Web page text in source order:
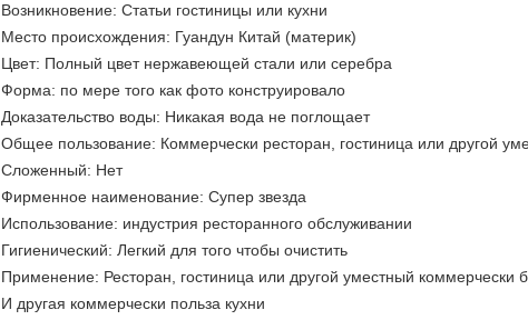
Возникновение: Статьи гостиницы или кухни
Место происхождения: Гуандун Китай (материк)
Цвет: Полный цвет нержавеющей стали или серебра
Форма: по мере того как фото конструировало
Доказательство воды: Никакая вода не поглощает
Общее пользование: Коммерчески ресторан, гостиница или другой
Сложенный: Нет
Фирменное наименование: Супер звезда
Использование: индустрия ресторанного обслуживании
Гигиенический: Легкий для того чтобы очистить
Применение: Ресторан, гостиница или другой уместный коммерчески
И другая коммерчески польза кухни